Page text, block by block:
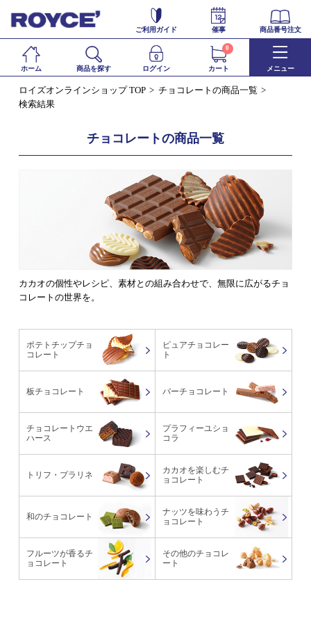
ご利用ガイド 催事 商品番号注文
ホーム 商品を探す ログイン カート
0
メニュー
ロイズオンラインショップ TOP
チョコレートの商品一覧
検索結果
チョコレートの商品一覧
カカオの個性やレシピ、素材との組み合わせで、無限に広がるチョ
コレートの世界を。
ポテトチップチョ
コレート
ピュアチョコレー
ト
板チョコレート バーチョコレート
チョコレートウエ
ハース
プラフィーユショ
コラ
トリフ・プラリネ
カカオを楽しむチ
ョコレート
和のチョコレート
ナッツを味わうチ
ョコレート
フルーツが香るチ
ョコレート
その他のチョコレ
ート